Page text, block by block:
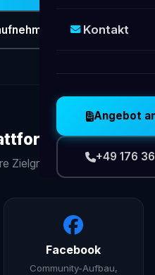
Kontakt
Angebot
+49 176
Zielgruppe ist.
Facebook
Community-Aufbau,